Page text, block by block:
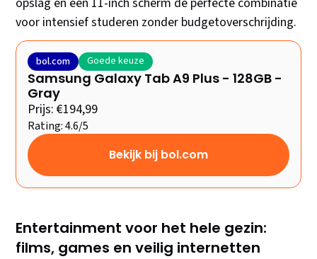
voor intensief studeren zonder budgetoverschrijding.
bol.com Goede keuze
Samsung Galaxy Tab A9 Plus - 128GB -
Gray
Prijs: €194,99
Rating: 4.6/5
Bekijk bij bol.com
Entertainment voor het hele gezin:
films, games en veilig internetten